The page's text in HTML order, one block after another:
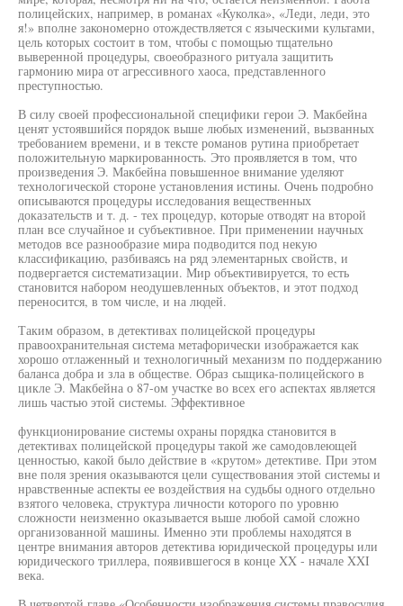
полицейских, например, в романах «Куколка», «Леди, леди, это
я!» вполне закономерно отождествляется с языческими культами,
цель которых состоит в том, чтобы с помощью тщательно
выверенной процедуры, своеобразного ритуала защитить
гармонию мира от агрессивного хаоса, представленного
преступностью.
В силу своей профессиональной специфики герои Э. Макбейна
ценят устоявшийся порядок выше любых изменений, вызванных
требованием времени, и в тексте романов рутина приобретает
положительную маркированность. Это проявляется в том, что
произведения Э. Макбейна повышенное внимание уделяют
технологической стороне установления истины. Очень подробно
описываются процедуры исследования вещественных
доказательств и т. д. - тех процедур, которые отводят на второй
план все случайное и субъективное. При применении научных
методов все разнообразие мира подводится под некую
классификацию, разбиваясь на ряд элементарных свойств, и
подвергается систематизации. Мир объективируется, то есть
становится набором неодушевленных объектов, и этот подход
переносится, в том числе, и на людей.
Таким образом, в детективах полицейской процедуры
правоохранительная система метафорически изображается как
хорошо отлаженный и технологичный механизм по поддержанию
баланса добра и зла в обществе. Образ сыщика-полицейского в
цикле Э. Макбейна о 87-ом участке во всех его аспектах является
лишь частью этой системы. Эффективное
функционирование системы охраны порядка становится в
детективах полицейской процедуры такой же самодовлеющей
ценностью, какой было действие в «крутом» детективе. При этом
вне поля зрения оказываются цели существования этой системы и
нравственные аспекты ее воздействия на судьбы одного отдельно
взятого человека, структура личности которого по уровню
сложности неизменно оказывается выше любой самой сложно
организованной машины. Именно эти проблемы находятся в
центре внимания авторов детектива юридической процедуры или
юридического триллера, появившегося в конце XX - начале XXI
века.